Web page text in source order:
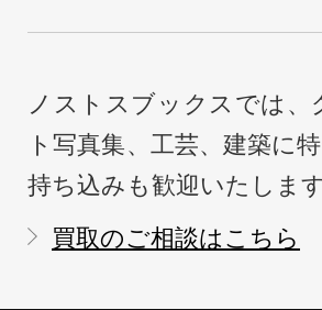
ノストスブックスでは
ト写真集、工芸、建築に
持ち込みも歓迎いたします
買取のご相談はこちら